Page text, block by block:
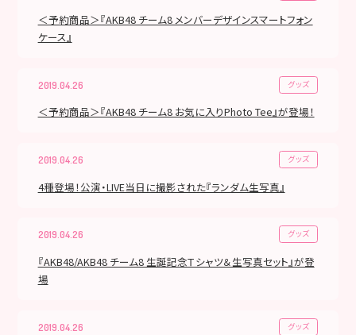
＜予約商品＞『AKB48 チーム8 メンバーデザインスマートフォン
ケース』
2019.04.26 グッズ
＜予約商品＞『AKB48 チーム8 お気に入りPhoto Tee』が登場！
2019.04.26 グッズ
4種登場！公演・LIVE当日に撮影された『ランダム生写真』
2019.04.26 グッズ
『AKB48/AKB48 チーム8 生誕記念Ｔシャツ＆生写真セット』が登
場
2019.04.26 グッズ